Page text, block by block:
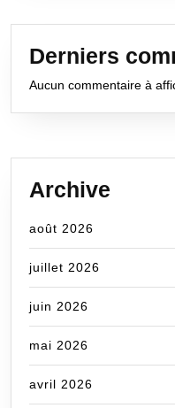
Derniers
Aucun commentaire à
Archive
août 2026
juillet 2026
juin 2026
mai 2026
avril 2026